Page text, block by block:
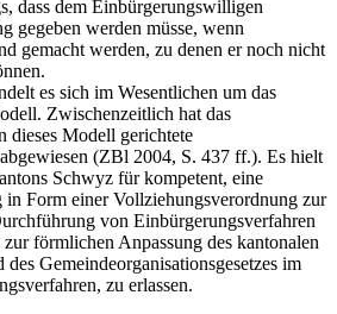
dass dem Einbürgerungswilligen
gegeben werden müsse, wenn
gemacht werden, zu denen er noch nicht
es sich im Wesentlichen um das
Zwischenzeitlich hat das
dieses Modell gerichtete
(ZBl 2004, S. 437 ff.). Es hielt
Schwyz für kompetent, eine
in Form einer Vollziehungsverordnung zur
von Einbürgerungsverfahren
förmlichen Anpassung des kantonalen
des Gemeindeorganisationsgesetzes im
zu erlassen.